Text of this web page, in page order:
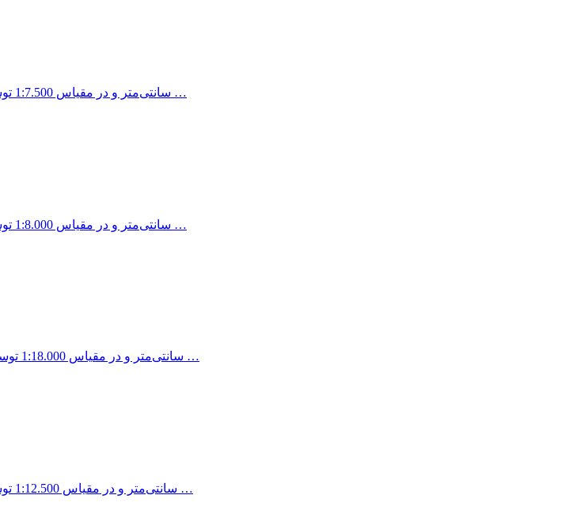
نقشه منطقه 7 شهرداری تهران در اندازه 100x70 سانتی‌متر و در مقیاس 1:7.500 توسط واحد کارتوگرافی و جغرافیایی انتشارات …
نقشه منطقه 8 شهرداری تهران در اندازه 100x70 سانتی‌متر و در مقیاس 1:8.000 توسط واحد کارتوگرافی و جغرافیایی انتشارات …
نقشه منطقه 22 شهرداری تهران در اندازه 100x70 سانتی‌متر و در مقیاس 1:18.000 توسط واحد کارتوگرافی و جغرافیایی انتشارات …
نقشه منطقه 2 شهرداری تهران در اندازه 100x70 سانتی‌متر و در مقیاس 1:12.500 توسط واحد کارتوگرافی و جغرافیایی انتشارات …